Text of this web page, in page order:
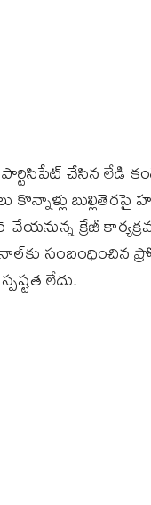
చేసిన లేడి
బుల్లితెరపై
చేయ‌నున్న క్రేజీ
లేదు.